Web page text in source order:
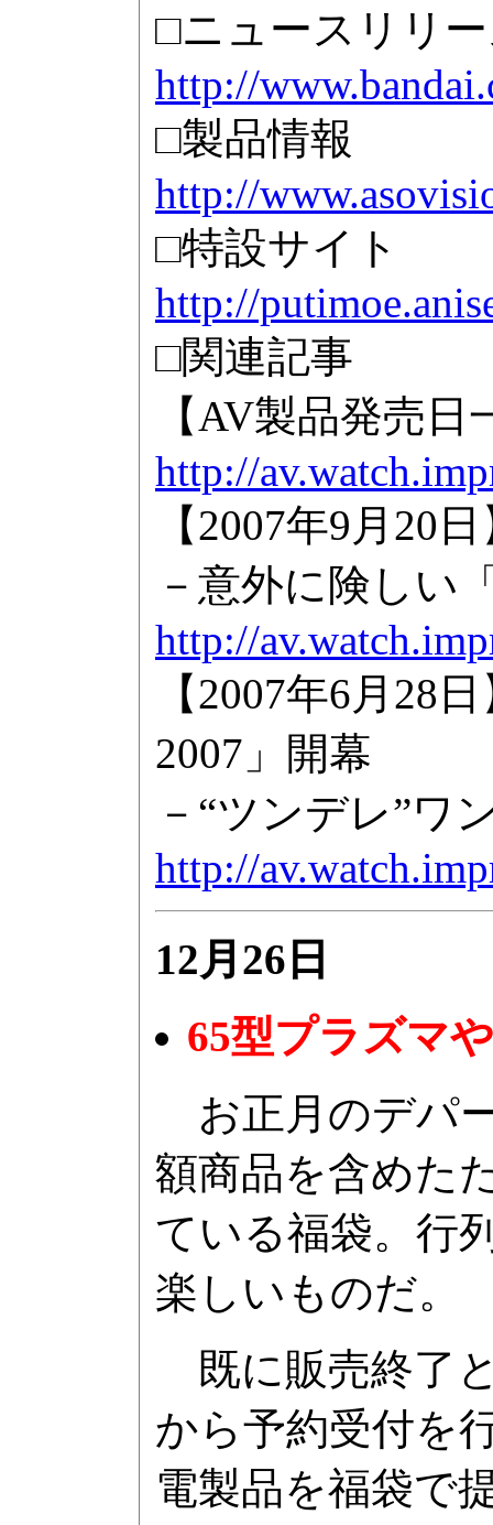
□ニュースリリ
http://
□製品情報
http://
□特設サイト
http://
□関連記事
【AV製品発売日
http://
【2007年9月20
－意外に険しい
http://
【2007年6月28
2007」開幕
－“ツンデレ”ワ
http://
12月26日
65型プラズマ
お正月のデパ
額商品を含めた
ている福袋。行
楽しいものだ。
既に販売終了
から予約受付を
電製品を福袋で